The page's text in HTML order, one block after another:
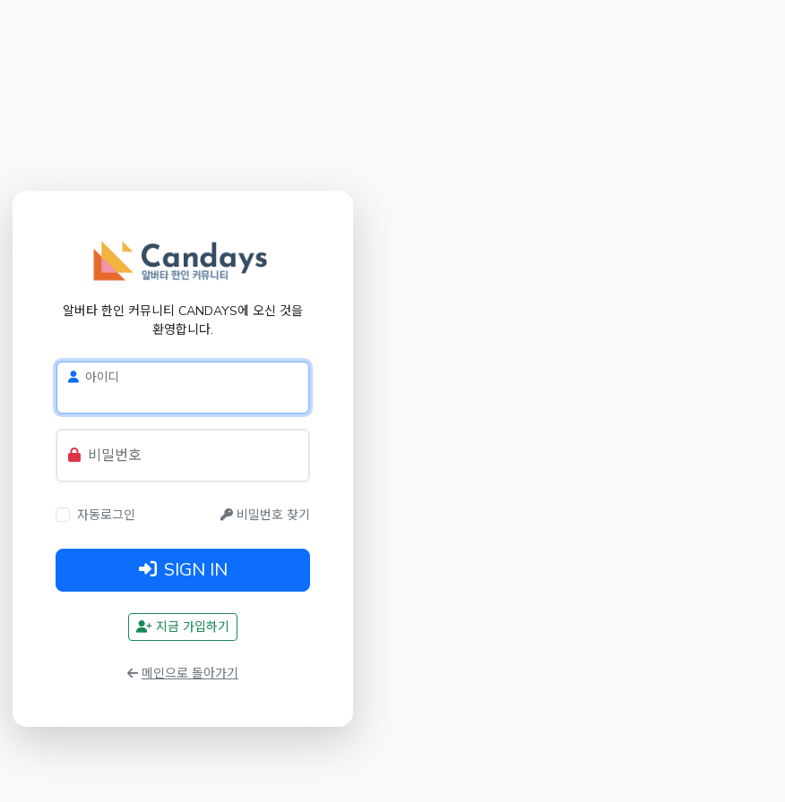
알버타 한인 커뮤니티 CANDAYS에 오신 것을
환영합니다.
아이디
비밀번호
자동로그인 비밀번호 찾기
SIGN IN
지금 가입하기
메인으로 돌아가기